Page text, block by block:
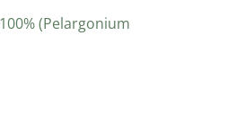
(Pelargonium